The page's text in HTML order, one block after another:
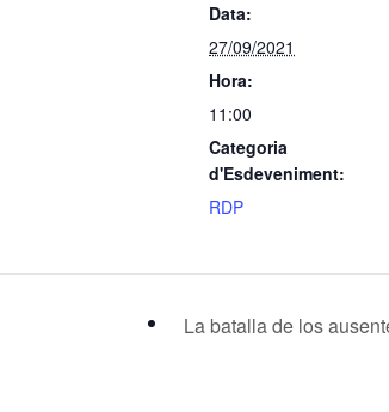
Data:
27/09/2021
Hora:
11:00
Categoria
d'Esdeveniment:
RDP
La batalla de los